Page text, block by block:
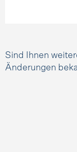
Sind Ihnen
Änderungen